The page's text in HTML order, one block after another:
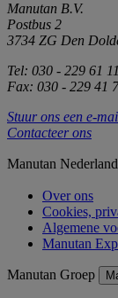
Manutan B.V.
Postbus 2
3734 ZG Den
Tel: 030 - 229 61 11
Fax: 030 - 229 41
Stuur ons een e-
Contacteer ons
Manutan Nederland
Over ons
Cookies,
Algemene
Manutan
Manutan Groep